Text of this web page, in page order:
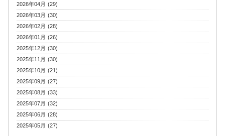
2026年04月 (29)
2026年03月 (30)
2026年02月 (28)
2026年01月 (26)
2025年12月 (30)
2025年11月 (30)
2025年10月 (21)
2025年09月 (27)
2025年08月 (33)
2025年07月 (32)
2025年06月 (28)
2025年05月 (27)